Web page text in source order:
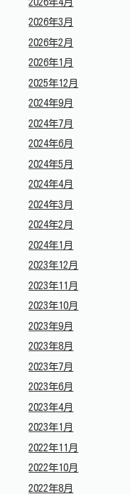
2026年3月
2026年2月
2026年1月
2025年12月
2024年9月
2024年7月
2024年6月
2024年5月
2024年4月
2024年3月
2024年2月
2024年1月
2023年12月
2023年11月
2023年10月
2023年9月
2023年8月
2023年7月
2023年6月
2023年4月
2023年1月
2022年11月
2022年10月
2022年8月